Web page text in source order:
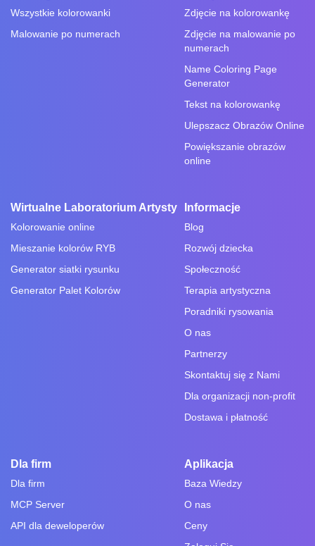
Wszystkie kolorowanki
Malowanie po numerach
Zdjęcie na kolorowankę
Zdjęcie na malowanie po
numerach
Name Coloring Page
Generator
Tekst na kolorowankę
Ulepszacz Obrazów Online
Powiększanie obrazów
online
Wirtualne Laboratorium Artysty
Kolorowanie online
Mieszanie kolorów RYB
Generator siatki rysunku
Generator Palet Kolorów
Informacje
Blog
Rozwój dziecka
Społeczność
Terapia artystyczna
Poradniki rysowania
O nas
Partnerzy
Skontaktuj się z Nami
Dla organizacji non-profit
Dostawa i płatność
Dla firm
Dla firm
MCP Server
API dla deweloperów
Aplikacja
Baza Wiedzy
O nas
Ceny